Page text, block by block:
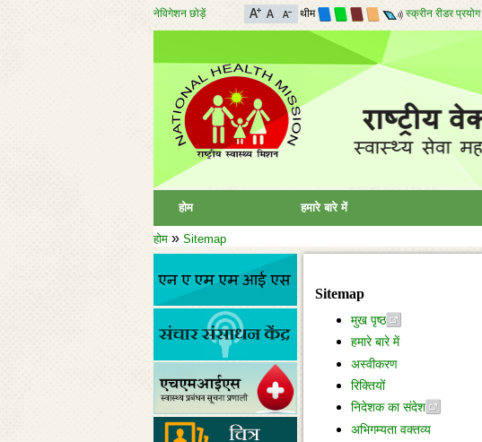
नेविगेशन छोड़ें थीम स्क्रीन रीडर प्रयोग
होम हमारे बारे में
होम» Sitemap
Sitemap
मुख पृष्ठ
हमारे बारे में
अस्वीकरण
रिक्तियों
निदेशक का संदेश
अभिगम्यता वक्तव्य